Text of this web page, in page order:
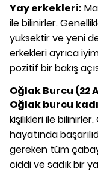
Yay erkekleri:
ile bilinirler.
yüksektir ve yeni
erkekleri ayrıca
pozitif bir bakış
Oğlak Burcu (22
Oğlak burcu
kişilikleri ile
hayatında
gereken tüm
ciddi ve sadık bir